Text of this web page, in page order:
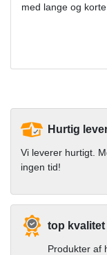
med lange og
Hurtig
Vi leverer hurtigt.
ingen tid!
top kvalitet
Produkter af